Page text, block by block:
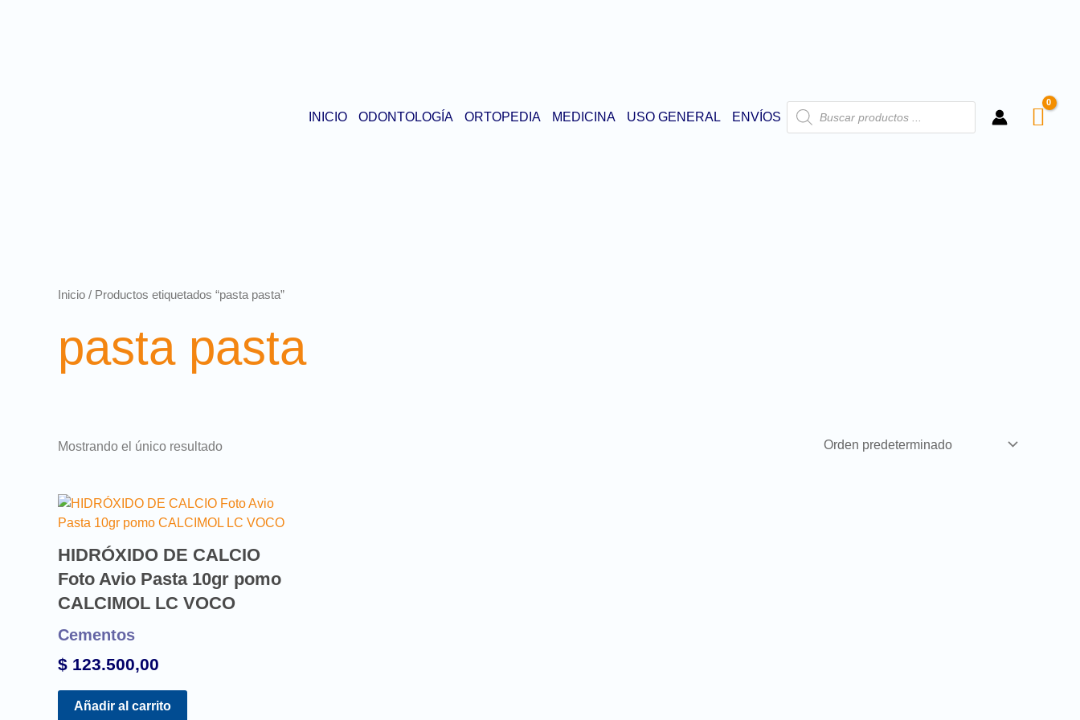
INICIO ODONTOLOGÍA ORTOPEDIA MEDICINA USO GENERAL ENVÍOS
Inicio / Productos etiquetados “pasta pasta”
pasta pasta
Mostrando el único resultado
HIDRÓXIDO DE CALCIO
Foto Avio Pasta 10gr pomo
CALCIMOL LC VOCO
Cementos
$ 123.500,00
Añadir al carrito